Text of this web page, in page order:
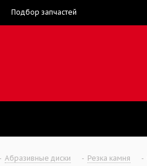
Подбор запчастей
- Абразивные диски - Резка камня -